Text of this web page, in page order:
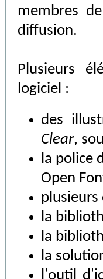
membres
diffusion.
Plusieurs
logiciel :
des
Clear,
la police
Open
plusieurs
la
la
la
l'outil